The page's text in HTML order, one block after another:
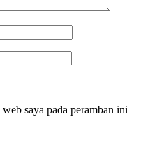
saya pada peramban ini